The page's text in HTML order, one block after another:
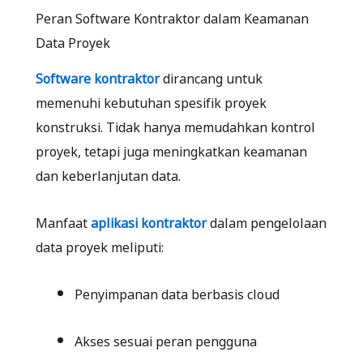
Peran Software Kontraktor dalam Keamanan
Data Proyek
Software kontraktordirancang untuk
memenuhi kebutuhan spesifik proyek
konstruksi. Tidak hanya memudahkan kontrol
proyek, tetapi juga meningkatkan keamanan
dan keberlanjutan data.
Manfaataplikasi kontraktordalam pengelolaan
data proyek meliputi:
Penyimpanan data berbasis cloud
Akses sesuai peran pengguna